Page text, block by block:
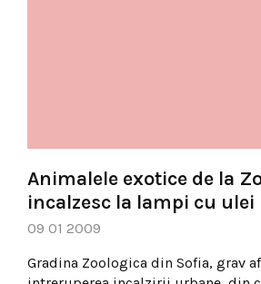
Animalele exotice de la
incalzesc la lampi cu ulei
09 01 2009
Gradina Zoologica din Sofia, grav